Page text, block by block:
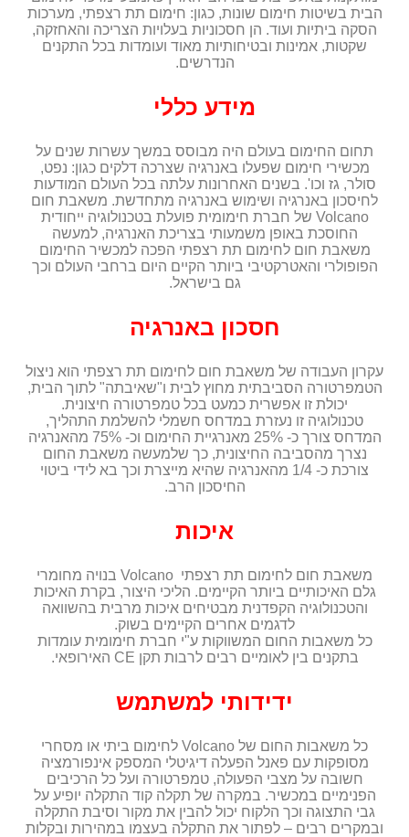
הבית בשיטות חימום שונות, כגון: חימום תת רצפתי, מערכות
הסקה ביתיות ועוד. הן חסכוניות בעלויות הצריכה והאחזקה,
שקטות, אמינות ובטיחותיות מאוד ועומדות בכל התקנים
הנדרשים.
מידע כללי
תחום החימום בעולם היה מבוסס במשך עשרות שנים על
מכשירי חימום שפעלו באנרגיה שצרכה דלקים כגון: נפט,
סולר, גז וכו'. בשנים האחרונות עלתה בכל העולם המודעות
לחיסכון באנרגיה ושימוש באנרגיה מתחדשת. משאבת חום
Volcano של חברת חימומית פועלת בטכנולוגיה ייחודית
החוסכת באופן משמעותי בצריכת האנרגיה, למעשה
משאבת חום לחימום תת רצפתי הפכה למכשיר החימום
הפופולרי והאטרקטיבי ביותר הקיים היום ברחבי העולם וכך
גם בישראל.
חסכון באנרגיה
עקרון העבודה של משאבת חום לחימום תת רצפתי הוא ניצול
הטמפרטורה הסביבתית מחוץ לבית ו"שאיבתה" לתוך הבית,
יכולת זו אפשרית כמעט בכל טמפרטורה חיצונית.
טכנולוגיה זו נעזרת במדחס חשמלי להשלמת התהליך,
המדחס צורך כ- 25% מאנרגיית החימום וכ- 75% מהאנרגיה
נצרך מהסביבה החיצונית, כך שלמעשה משאבת החום
צורכת כ- 1/4 מהאנרגיה שהיא מייצרת וכך בא לידי ביטוי
החיסכון הרב.
איכות
משאבת חום לחימום תת רצפתי Volcano בנויה מחומרי
גלם האיכותיים ביותר הקיימים. הליכי היצור, בקרת האיכות
והטכנולוגיה הקפדנית מבטיחים איכות מרבית בהשוואה
לדגמים אחרים הקיימים בשוק.
כל משאבות החום המשווקות ע"י חברת חימומית עומדות
בתקנים בין לאומיים רבים לרבות תקן CE האירופאי.
ידידותי למשתמש
כל משאבות החום של Volcano לחימום ביתי או מסחרי
מסופקות עם פאנל הפעלה דיגיטלי המספק אינפורמציה
חשובה על מצבי הפעולה, טמפרטורה ועל כל הרכיבים
הפנימיים במכשיר. במקרה של תקלה קוד התקלה יופיע על
גבי התצוגה וכך הלקוח יכול להבין את מקור וסיבת התקלה
ובמקרים רבים – לפתור את התקלה בעצמו במהירות ובקלות